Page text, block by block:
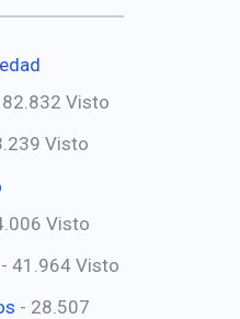
82.832 Visto
Visto
Visto
- 41.964 Visto
- 28.507